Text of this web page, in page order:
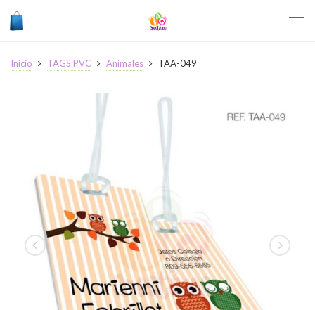
Inicio TAGS PVC Animales TAA-049